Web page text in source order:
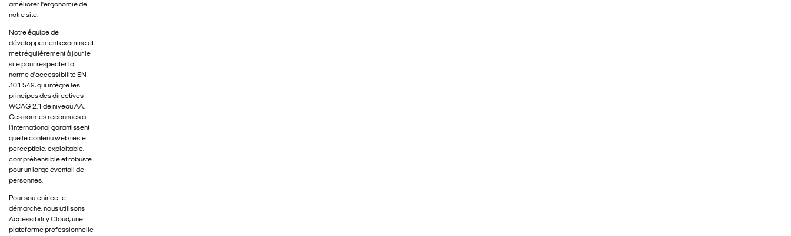
améliorer l'ergonomie de
notre site.
Notre équipe de
développement examine et
met régulièrement à jour le
site pour respecter la
norme d'accessibilité EN
301 549, qui intègre les
principes des directives
WCAG 2.1 de niveau AA.
Ces normes reconnues à
l'international garantissent
que le contenu web reste
perceptible, exploitable,
compréhensible et robuste
pour un large éventail de
personnes.
Pour soutenir cette
démarche, nous utilisons
Accessibility Cloud, une
plateforme professionnelle